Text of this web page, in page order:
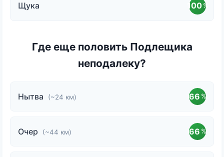
Щука 100 %
Где еще половить Подлещика
неподалеку?
Нытва (~24 км) 66 %
Очер (~44 км) 66 %